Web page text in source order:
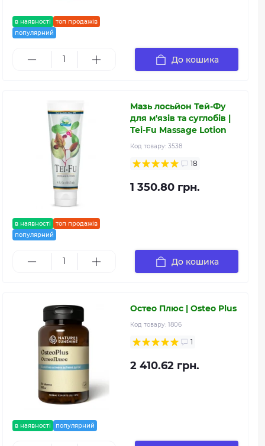
в наявності
топ продажів
популярний
До кошика
в наявності
топ продажів
популярний
Мазь лосьйон Тей-Фу
для м'язів та суглобів |
Tei-Fu Massage Lotion
Код товару: 3538
18
1 350.80 грн.
До кошика
в наявності популярний
Остео Плюс | Osteo Plus
Код товару: 1806
1
2 410.62 грн.